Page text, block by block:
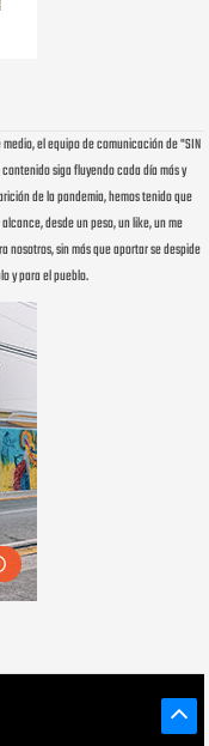
el equipo de comunicación de "SIN
contenido siga fluyendo cada día más y
de la pandemia, hemos tenido que
desde un peso, un like, un me
nosotros, sin más que aportar se despide
y para el pueblo.